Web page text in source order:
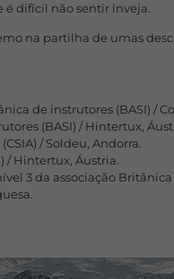
é difícil não sentir inveja.
na partilha de umas
de instrutores (BASI) /
(BASI) / Hintertux,
/ Soldeu, Andorra.
/ Hintertux, Áustria.
3 da associação Britânica